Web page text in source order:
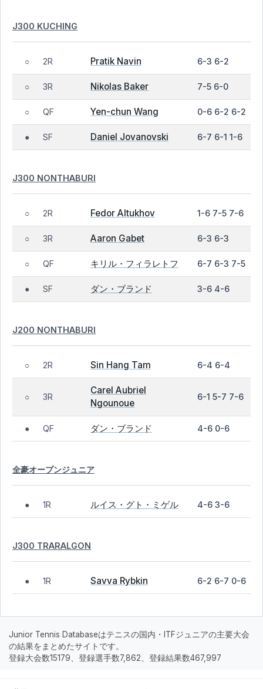
J300 KUCHING
○ 2R Pratik Navin 6-3 6-2
○ 3R Nikolas Baker 7-5 6-0
○ QF Yen-chun Wang 0-6 6-2 6-2
● SF Daniel Jovanovski 6-7 6-1 1-6
J300 NONTHABURI
○ 2R Fedor Altukhov 1-6 7-5 7-6
○ 3R Aaron Gabet 6-3 6-3
○ QF キリル・フィラレトフ 6-7 6-3 7-5
● SF ダン・ブランド 3-6 4-6
J200 NONTHABURI
○ 2R Sin Hang Tam 6-4 6-4
○ 3R
Carel Aubriel
Ngounoue
6-1 5-7 7-6
● QF ダン・ブランド 4-6 0-6
全豪オープンジュニア
● 1R ルイス・グト・ミゲル 4-6 3-6
J300 TRARALGON
● 1R Savva Rybkin 6-2 6-7 0-6
Junior Tennis Databaseはテニスの国内・ITFジュニアの主要大会
の結果をまとめたサイトです。
登録大会数15179、登録選手数7,862、登録結果数467,997